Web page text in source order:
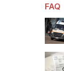
FAQ